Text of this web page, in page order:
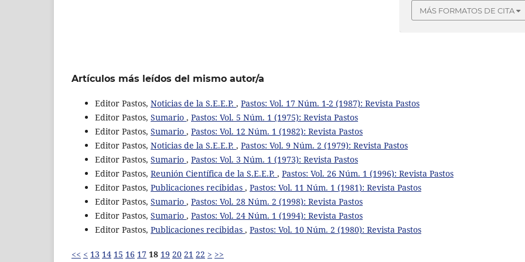
MÁS FORMATOS DE CITA
Artículos más leídos del mismo autor/a
Editor Pastos, Noticias de la S.E.E.P. , Pastos: Vol. 17 Núm. 1-2 (1987): Revista Pastos
Editor Pastos, Sumario , Pastos: Vol. 5 Núm. 1 (1975): Revista Pastos
Editor Pastos, Sumario , Pastos: Vol. 12 Núm. 1 (1982): Revista Pastos
Editor Pastos, Noticias de la S.E.E.P. , Pastos: Vol. 9 Núm. 2 (1979): Revista Pastos
Editor Pastos, Sumario , Pastos: Vol. 3 Núm. 1 (1973): Revista Pastos
Editor Pastos, Reunión Científica de la S.E.E.P. , Pastos: Vol. 26 Núm. 1 (1996): Revista Pastos
Editor Pastos, Publicaciones recibidas , Pastos: Vol. 11 Núm. 1 (1981): Revista Pastos
Editor Pastos, Sumario , Pastos: Vol. 28 Núm. 2 (1998): Revista Pastos
Editor Pastos, Sumario , Pastos: Vol. 24 Núm. 1 (1994): Revista Pastos
Editor Pastos, Publicaciones recibidas , Pastos: Vol. 10 Núm. 2 (1980): Revista Pastos
<< < 13 14 15 16 17 18 19 20 21 22 > >>